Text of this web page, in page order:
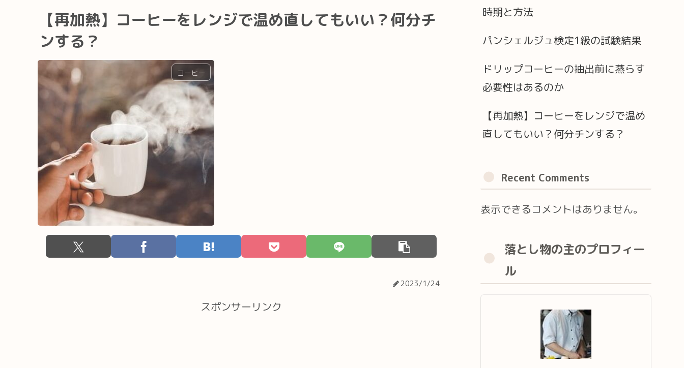
【再加熱】コーヒーをレンジで温め直してもいい？何分チ
ンする？
コーヒー
2023/1/24
スポンサーリンク
時期と方法
パンシェルジュ検定1級の試験結果
ドリップコーヒーの抽出前に蒸らす
必要性はあるのか
【再加熱】コーヒーをレンジで温め
直してもいい？何分チンする？
Recent Comments
表示できるコメントはありません。
落とし物の主のプロフィー
ル